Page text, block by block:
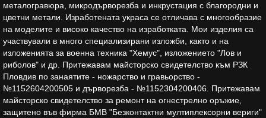
металогравюра, микродърворезба и инкрустация с благородни и
цветни метали. Изработената украса се отличава с многообразие
на моделите и високо качество на изработката. Мои изделия са
участвували в много специализирани изложби, както и на
изложенията за военна техника "Хемус", изложението "Лов и
риболов" и др. Притежавам майсторско свидетелство към РЗК
Пловдив по занаятите - ножарство и гравьорство -
№1152604200505 и дърворезба - №1152304200406. Притежавам
майсторско свидетелство за ремонт на огнестрелно оръжие,
защитено във фирма БМВ "Безконтактни мултиплексорни вериги"